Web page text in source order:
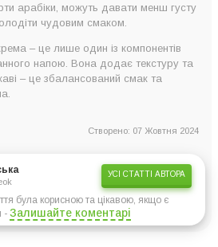
арабіки, можуть давати менш густу
чудовим смаком.
– це лише один із компонентів
напою. Вона додає текстуру та
– це збалансований смак та
Створено: 07 Жовтня 2024
УСІ СТАТТІ АВТОРА
була корисною та цікавою, якщо є
- Залишайте коментарі